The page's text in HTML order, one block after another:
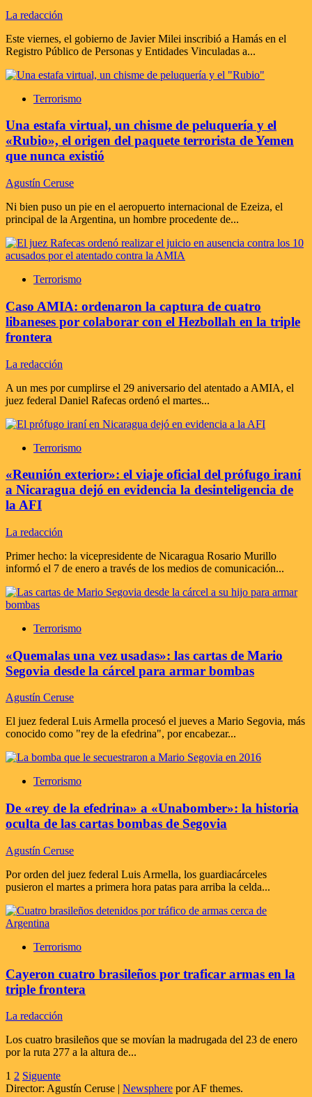
La redacción
Este viernes, el gobierno de Javier Milei inscribió a Hamás en el
Registro Público de Personas y Entidades Vinculadas a...
Terrorismo
Una estafa virtual, un chisme de peluquería y el
«Rubio», el origen del paquete terrorista de Yemen
que nunca existió
Agustín Ceruse
Ni bien puso un pie en el aeropuerto internacional de Ezeiza, el
principal de la Argentina, un hombre procedente de...
Terrorismo
Caso AMIA: ordenaron la captura de cuatro
libaneses por colaborar con el Hezbollah en la triple
frontera
La redacción
A un mes por cumplirse el 29 aniversario del atentado a AMIA, el
juez federal Daniel Rafecas ordenó el martes...
Terrorismo
«Reunión exterior»: el viaje oficial del prófugo iraní
a Nicaragua dejó en evidencia la desinteligencia de
la AFI
La redacción
Primer hecho: la vicepresidente de Nicaragua Rosario Murillo
informó el 7 de enero a través de los medios de comunicación...
Terrorismo
«Quemalas una vez usadas»: las cartas de Mario
Segovia desde la cárcel para armar bombas
Agustín Ceruse
El juez federal Luis Armella procesó el jueves a Mario Segovia, más
conocido como "rey de la efedrina", por encabezar...
Terrorismo
De «rey de la efedrina» a «Unabomber»: la historia
oculta de las cartas bombas de Segovia
Agustín Ceruse
Por orden del juez federal Luis Armella, los guardiacárceles
pusieron el martes a primera hora patas para arriba la celda...
Terrorismo
Cayeron cuatro brasileños por traficar armas en la
triple frontera
La redacción
Los cuatro brasileños que se movían la madrugada del 23 de enero
por la ruta 277 a la altura de...
Paginación
1 2 Siguente
Director: Agustín Ceruse | Newsphere por AF themes.